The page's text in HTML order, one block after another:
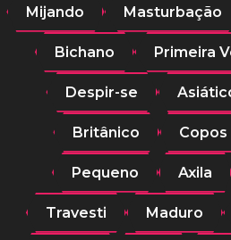
Mijando Masturbação
Bichano Primeira
Despir-se
Britânico Copos
Pequeno Axila
Travesti Maduro